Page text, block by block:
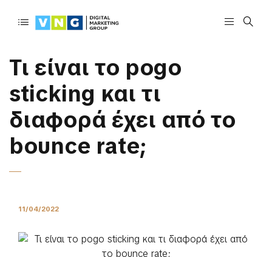
Τι είναι το pogo
sticking και τι
διαφορά έχει από το
bounce rate;
11/04/2022